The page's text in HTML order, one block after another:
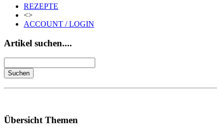
REZEPTE
<>
ACCOUNT / LOGIN
Artikel suchen....
Übersicht Themen